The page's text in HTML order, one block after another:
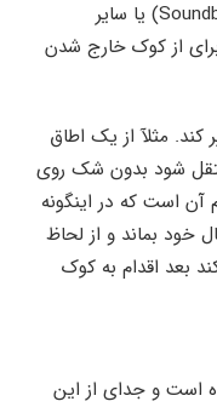
هر چند کوچک در صفحه صدای (Soundboard) یا سایر
از کوک خارج شدن
مثلآ از یک اطاق
شود بدون شک روی
است که در اینگونه
خود بماند و از لحاظ
بعد اقدام به کوک
است و جدای از این